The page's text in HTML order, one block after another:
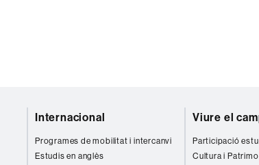
Internacional
Programes de mobilitat i intercanvi
Estudis en anglès
Viure el
Participació
Cultura i